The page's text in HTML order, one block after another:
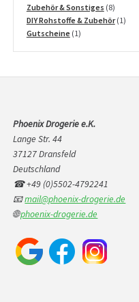
Produkte
Zubehör & Sonstiges 88
Produkte
DIY Rohstoffe & Zubehör 11
Gutscheine 11
Phoenix Drogerie e.K.
Lange Str. 44
37127 Dransfeld
Deutschland
☎ +49 (0)5502-4792241
📧mail@phoenix-drogerie.de
🌐phoenix-drogerie.de